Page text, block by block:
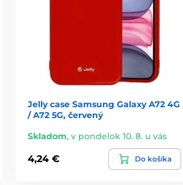
Jelly case Samsung Galaxy A72 4G
/ A72 5G, červený
Skladom, v pondelok 10. 8. u vás
4,24 € Do košíka